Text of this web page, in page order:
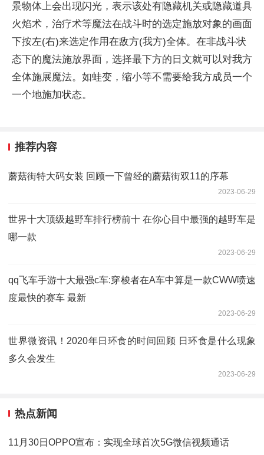
景物体上会出现闪光，表示该处有隐藏机关或隐藏道具
火焰术，治疗术等魔法在战斗时的选定施放对象的画面
下按左(右)来选定作用在敌方(我方)全体。在非战斗状
态下的魔法施放界面，选择最下方的日文就可以对我方
全体施展魔法。如蛙变，缩小等不需要给我方成员一个
一个地施加状态。
推荐内容
蘑菇街特大码女装 回顾一下曾经的蘑菇街双11的序幕
2023-06-29
世界十大顶级越野车排行榜前十 在你心目中最强的越野车是
哪一款
2023-06-29
qq飞车手游十大最强c车:穿梭者在A车中算是一款CWW喷速
度最快的赛车 最新
2023-06-29
世界微资讯！2020年日环食的时间回顾 日环食是什么现象
多久会发生
2023-06-29
热点新闻
11月30日OPPO宣布：实现全球首次5G微信视频通话